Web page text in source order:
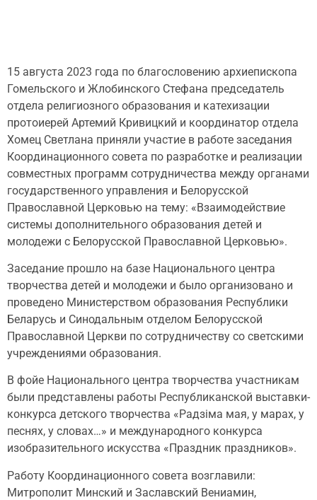
15 августа 2023 года по благословению архиепископа
Гомельского и Жлобинского Стефана председатель
отдела религиозного образования и катехизации
протоиерей Артемий Кривицкий и координатор отдела
Хомец Светлана приняли участие в работе заседания
Координационного совета по разработке и реализации
совместных программ сотрудничества между органами
государственного управления и Белорусской
Православной Церковью на тему: «Взаимодействие
системы дополнительного образования детей и
молодежи с Белорусской Православной Церковью».
Заседание прошло на базе Национального центра
творчества детей и молодежи и было организовано и
проведено Министерством образования Республики
Беларусь и Синодальным отделом Белорусской
Православной Церкви по сотрудничеству со светскими
учреждениями образования.
В фойе Национального центра творчества участникам
были представлены работы Республиканской выставки-
конкурса детского творчества «Радзіма мая, у марах, у
песнях, у словах…» и международного конкурса
изобразительного искусства «Праздник праздников».
Работу Координационного совета возглавили:
Митрополит Минский и Заславский Вениамин,